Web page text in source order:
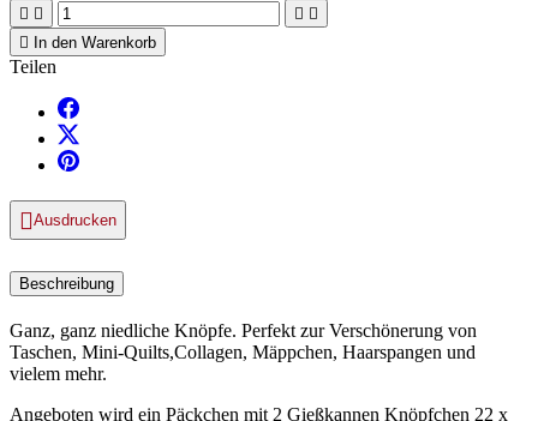
   

In den Warenkorb
Teilen
Ausdrucken
Beschreibung
Ganz, ganz niedliche Knöpfe. Perfekt zur Verschönerung von
Taschen, Mini-Quilts,Collagen, Mäppchen, Haarspangen und
vielem mehr.
Angeboten wird ein Päckchen mit 2 Gießkannen Knöpfchen 22 x